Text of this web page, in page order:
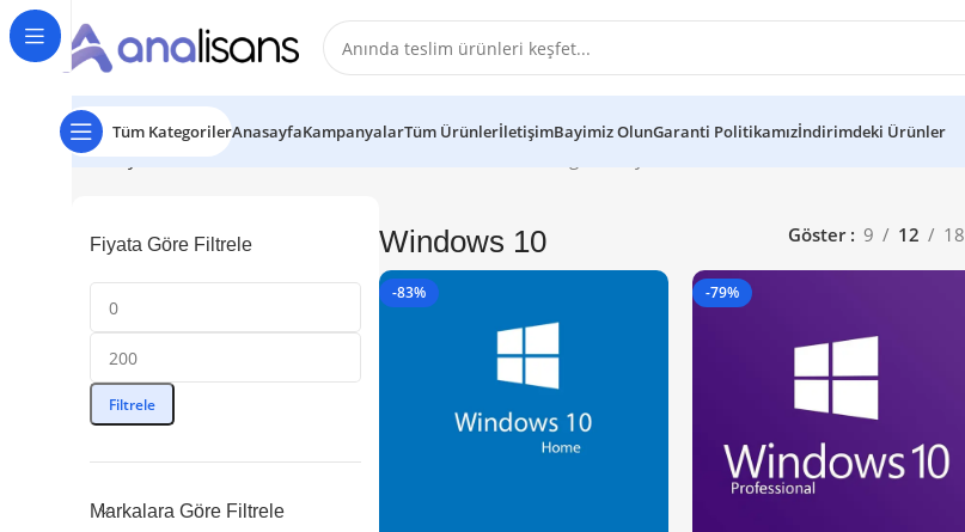
Tüm KategorilerAnasayfaKampanyalarTüm ÜrünlerİletişimBayimiz OlunGaranti Politikamızİndirimdeki Ürünler
Ana Sayfa Windows Lisansları
Fiyata Göre Filtrele
Filtrele
Markalara Göre Filtrele
Windows 10 Göster 9 12 18
-83% -79%